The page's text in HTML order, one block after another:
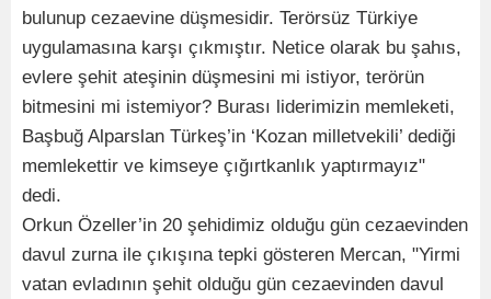
bulunup cezaevine düşmesidir. Terörsüz Türkiye
uygulamasına karşı çıkmıştır. Netice olarak bu şahıs,
evlere şehit ateşinin düşmesini mi istiyor, terörün
bitmesini mi istemiyor? Burası liderimizin memleketi,
Başbuğ Alparslan Türkeş’in ‘Kozan milletvekili’ dediği
memlekettir ve kimseye çığırtkanlık yaptırmayız"
dedi.
Orkun Özeller’in 20 şehidimiz olduğu gün cezaevinden
davul zurna ile çıkışına tepki gösteren Mercan, "Yirmi
vatan evladının şehit olduğu gün cezaevinden davul